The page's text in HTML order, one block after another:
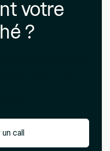
votre
?
call